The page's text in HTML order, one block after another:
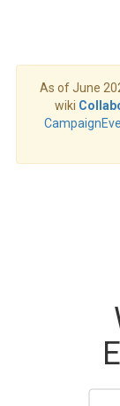
As of June
wiki